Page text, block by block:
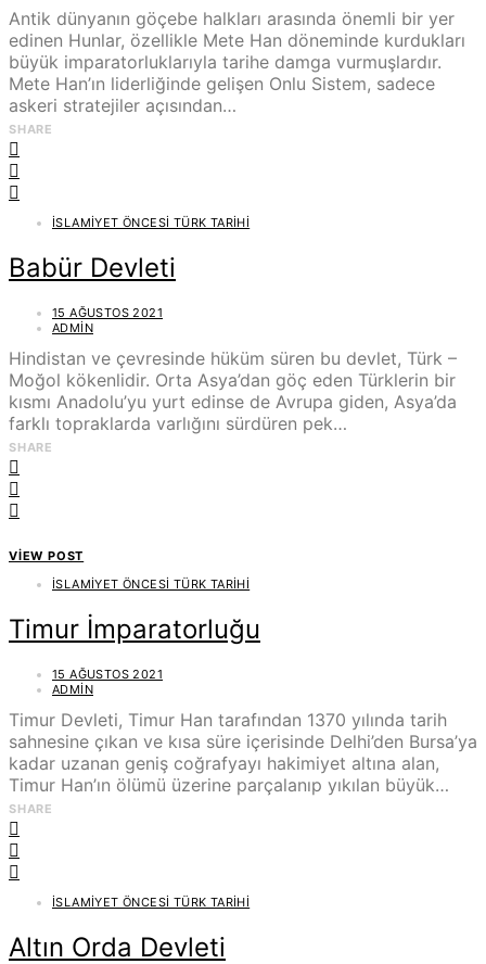
Antik dünyanın göçebe halkları arasında önemli bir yer
edinen Hunlar, özellikle Mete Han döneminde kurdukları
büyük imparatorluklarıyla tarihe damga vurmuşlardır.
Mete Han’ın liderliğinde gelişen Onlu Sistem, sadece
askeri stratejiler açısından…
SHARE
İSLAMIYET ÖNCESI TÜRK TARIHI
Babür Devleti
15 AĞUSTOS 2021
ADMIN
Hindistan ve çevresinde hüküm süren bu devlet, Türk –
Moğol kökenlidir. Orta Asya’dan göç eden Türklerin bir
kısmı Anadolu’yu yurt edinse de Avrupa giden, Asya’da
farklı topraklarda varlığını sürdüren pek…
SHARE
VIEW POST
İSLAMIYET ÖNCESI TÜRK TARIHI
Timur İmparatorluğu
15 AĞUSTOS 2021
ADMIN
Timur Devleti, Timur Han tarafından 1370 yılında tarih
sahnesine çıkan ve kısa süre içerisinde Delhi’den Bursa’ya
kadar uzanan geniş coğrafyayı hakimiyet altına alan,
Timur Han’ın ölümü üzerine parçalanıp yıkılan büyük…
SHARE
İSLAMIYET ÖNCESI TÜRK TARIHI
Altın Orda Devleti